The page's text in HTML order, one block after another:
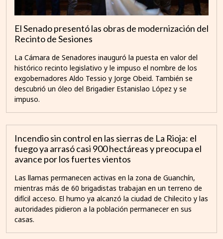
El Senado presentó las obras de modernización del
Recinto de Sesiones
La Cámara de Senadores inauguró la puesta en valor del
histórico recinto legislativo y le impuso el nombre de los
exgobernadores Aldo Tessio y Jorge Obeid. También se
descubrió un óleo del Brigadier Estanislao López y se
impuso.
Incendio sin control en las sierras de La Rioja: el
fuego ya arrasó casi 900 hectáreas y preocupa el
avance por los fuertes vientos
Las llamas permanecen activas en la zona de Guanchín,
mientras más de 60 brigadistas trabajan en un terreno de
difícil acceso. El humo ya alcanzó la ciudad de Chilecito y las
autoridades pidieron a la población permanecer en sus
casas.